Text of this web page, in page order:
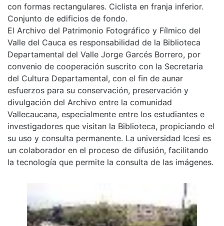
con formas rectangulares. Ciclista en franja inferior.
Conjunto de edificios de fondo.
El Archivo del Patrimonio Fotográfico y Fílmico del
Valle del Cauca es responsabilidad de la Biblioteca
Departamental del Valle Jorge Garcés Borrero, por
convenio de cooperación suscrito con la Secretaria
del Cultura Departamental, con el fin de aunar
esfuerzos para su conservación, preservación y
divulgación del Archivo entre la comunidad
Vallecaucana, especialmente entre los estudiantes e
investigadores que visitan la Biblioteca, propiciando el
su uso y consulta permanente. La universidad Icesi es
un colaborador en el proceso de difusión, facilitando
la tecnología que permite la consulta de las imágenes.